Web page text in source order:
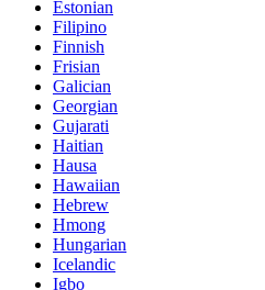
Estonian
Filipino
Finnish
Frisian
Galician
Georgian
Gujarati
Haitian
Hausa
Hawaiian
Hebrew
Hmong
Hungarian
Icelandic
Igbo